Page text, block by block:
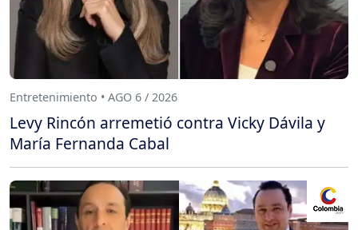
Entretenimiento • AGO 6 / 2026
Levy Rincón arremetió contra Vicky Dávila y
María Fernanda Cabal